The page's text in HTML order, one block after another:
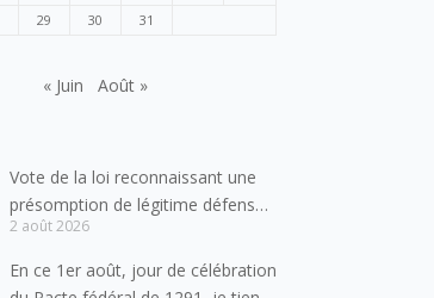
29 30 31
« Juin Août »
Vote de la loi reconnaissant une
présomption de légitime défense
pour les forces de l’ordre
2 août 2026
En ce 1er août, jour de célébration